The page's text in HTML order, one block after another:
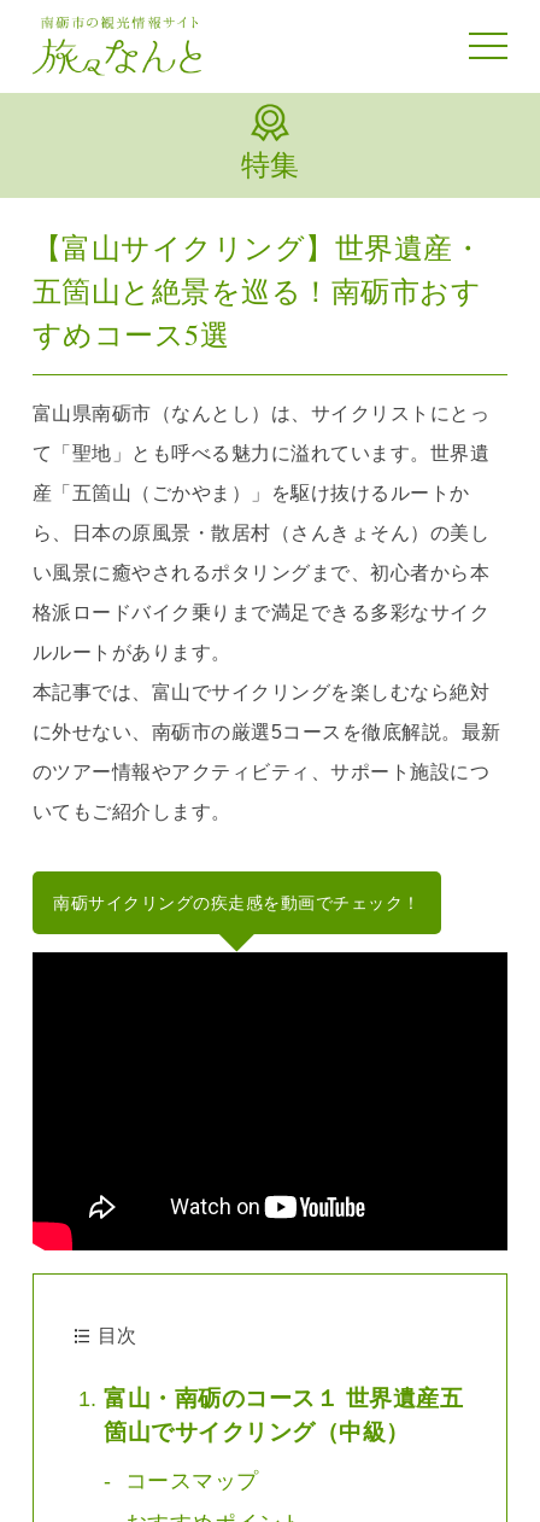
toggle
特集
【富山サイクリング】世界遺産・
五箇山と絶景を巡る！南砺市おす
すめコース5選
富山県南砺市（なんとし）は、サイクリストにとっ
て「聖地」とも呼べる魅力に溢れています。世界遺
産「五箇山（ごかやま）」を駆け抜けるルートか
ら、日本の原風景・散居村（さんきょそん）の美し
い風景に癒やされるポタリングまで、初心者から本
格派ロードバイク乗りまで満足できる多彩なサイク
ルルートがあります。
本記事では、富山でサイクリングを楽しむなら絶対
に外せない、南砺市の厳選5コースを徹底解説。最新
のツアー情報やアクティビティ、サポート施設につ
いてもご紹介します。
南砺サイクリングの疾走感を動画でチェック！
目次
富山・南砺のコース１ 世界遺産五
箇山でサイクリング（中級）
コースマップ